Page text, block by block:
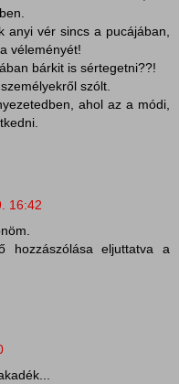
anyi vér sincs a pucájában,
véleményét!
bárkit is sértegetni??!
szólt.
ahol az a módi,
16:42
hozzászólása eljuttatva a